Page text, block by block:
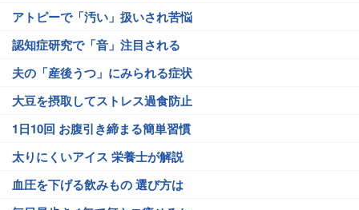
アトピーで「汚い」扱いされ苦悩
認知症研究で「音」注目される
夫の「産後うつ」にみられる症状
大豆を摂取してストレス過食防止
1日10回 お腹引き締まる簡単習慣
太りにくいアイス 栄養士が解説
血圧を下げる飲みもの 選び方は